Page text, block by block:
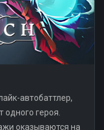
автобаттлер,
одного героя.
оказываются на